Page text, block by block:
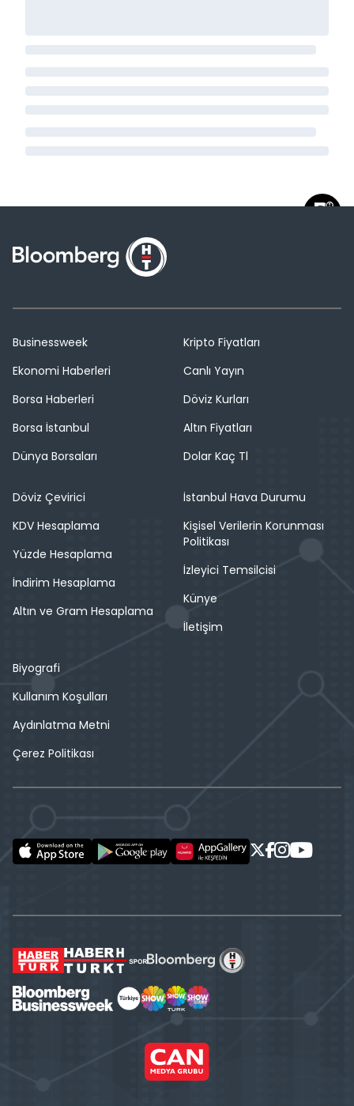
Businessweek
Ekonomi Haberleri
Borsa Haberleri
Borsa İstanbul
Dünya Borsaları
Kripto Fiyatları
Canlı Yayın
Döviz Kurları
Altın Fiyatları
Dolar Kaç Tl
Döviz Çevirici
KDV Hesaplama
Yüzde Hesaplama
İndirim Hesaplama
Altın ve Gram Hesaplama
İstanbul Hava Durumu
Kişisel Verilerin Korunması
Politikası
İzleyici Temsilcisi
Künye
İletişim
Biyografi
Kullanım Koşulları
Aydınlatma Metni
Çerez Politikası